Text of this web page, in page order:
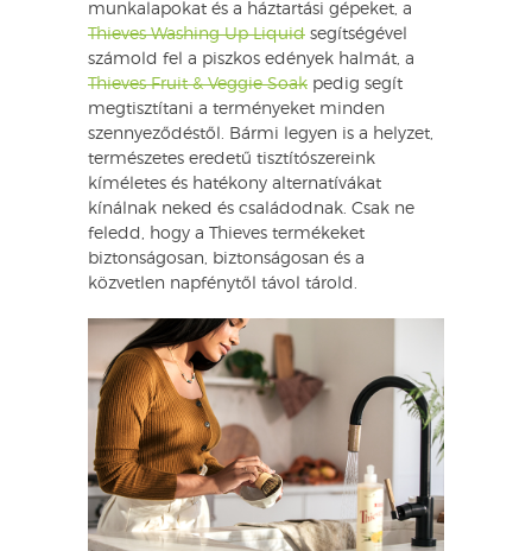
munkalapokat és a háztartási gépeket, a
Thieves Washing Up Liquid segítségével
számold fel a piszkos edények halmát, a
Thieves Fruit & Veggie Soak pedig segít
megtisztítani a terményeket minden
szennyeződéstől. Bármi legyen is a helyzet,
természetes eredetű tisztítószereink
kíméletes és hatékony alternatívákat
kínálnak neked és családodnak. Csak ne
feledd, hogy a Thieves termékeket
biztonságosan, biztonságosan és a
közvetlen napfénytől távol tárold.